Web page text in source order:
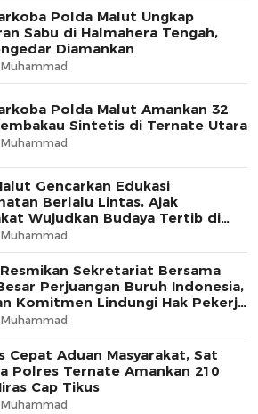
Polda Malut Ungkap
Sabu di Halmahera Tengah,
Diamankan
Polda Malut Amankan 32
Sintetis di Ternate Utara
Gencarkan Edukasi
Berlalu Lintas, Ajak
Wujudkan Budaya Tertib di
Sekretariat Bersama
Perjuangan Buruh Indonesia,
Komitmen Lindungi Hak Pekerja
Iklim Investasi
Cepat Aduan Masyarakat, Sat
Polres Ternate Amankan 210
Cap Tikus